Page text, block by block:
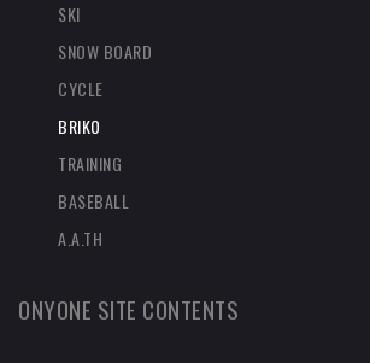
SKI
SNOW BOARD
CYCLE
BRIKO
TRAINING
BASEBALL
A.A.TH
ONYONE SITE CONTENTS